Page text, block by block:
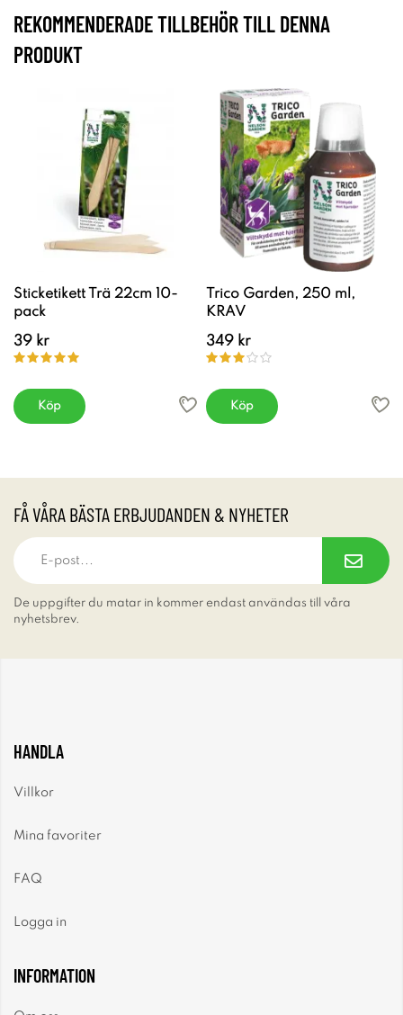
REKOMMENDERADE TILLBEHÖR TILL DENNA
PRODUKT
Sticketikett Trä 22cm 10-
pack
39 kr
Köp
Trico Garden, 250 ml,
KRAV
349 kr
Köp
FÅ VÅRA BÄSTA ERBJUDANDEN & NYHETER
De uppgifter du matar in kommer endast användas till våra
nyhetsbrev.
HANDLA
Villkor
Mina favoriter
FAQ
Logga in
INFORMATION